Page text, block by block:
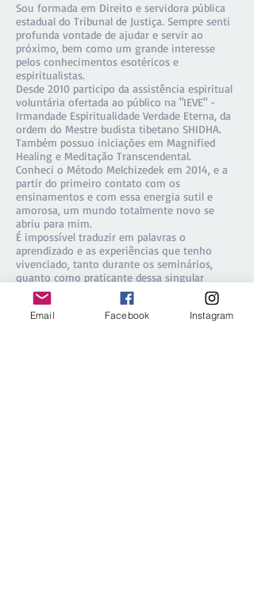
Sou formada em Direito e servidora pública
estadual do Tribunal de Justiça. Sempre senti
profunda vontade de ajudar e servir ao
próximo, bem como um grande interesse
pelos conhecimentos esotéricos e
espiritualistas.
Desde 2010 participo da assistência espiritual
voluntária ofertada ao público na "IEVE" -
Irmandade Espiritualidade Verdade Eterna, da
ordem do Mestre budista tibetano SHIDHA.
Também possuo iniciações em Magnified
Healing e Meditação Transcendental.
Conheci o Método Melchizedek em 2014, e a
partir do primeiro contato com os
ensinamentos e com essa energia sutil e
amorosa, um mundo totalmente novo se
abriu para mim.
É impossível traduzir em palavras o
aprendizado e as experiências que tenho
vivenciado, tanto durante os seminários,
quanto como praticante dessa singular
técnica de autoconhecimento e
aprimoramento espiritual.
Em 2018 fui abençoada com a oportunidade
Email Facebook Instagram